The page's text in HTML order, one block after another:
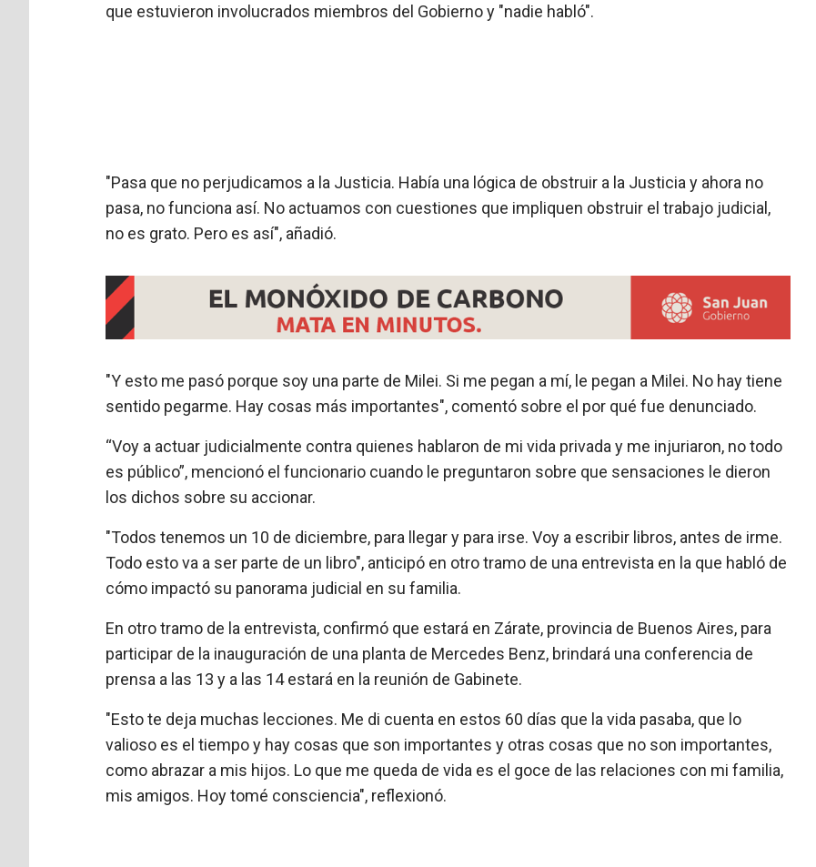
que estuvieron involucrados miembros del Gobierno y "nadie habló".
"Pasa que no perjudicamos a la Justicia. Había una lógica de obstruir a la Justicia y ahora no
pasa, no funciona así. No actuamos con cuestiones que impliquen obstruir el trabajo judicial,
no es grato. Pero es así", añadió.
"Y esto me pasó porque soy una parte de Milei. Si me pegan a mí, le pegan a Milei. No hay tiene
sentido pegarme. Hay cosas más importantes", comentó sobre el por qué fue denunciado.
“Voy a actuar judicialmente contra quienes hablaron de mi vida privada y me injuriaron, no todo
es público”, mencionó el funcionario cuando le preguntaron sobre que sensaciones le dieron
los dichos sobre su accionar.
"Todos tenemos un 10 de diciembre, para llegar y para irse. Voy a escribir libros, antes de irme.
Todo esto va a ser parte de un libro", anticipó en otro tramo de una entrevista en la que habló de
cómo impactó su panorama judicial en su familia.
En otro tramo de la entrevista, confirmó que estará en Zárate, provincia de Buenos Aires, para
participar de la inauguración de una planta de Mercedes Benz, brindará una conferencia de
prensa a las 13 y a las 14 estará en la reunión de Gabinete.
"Esto te deja muchas lecciones. Me di cuenta en estos 60 días que la vida pasaba, que lo
valioso es el tiempo y hay cosas que son importantes y otras cosas que no son importantes,
como abrazar a mis hijos. Lo que me queda de vida es el goce de las relaciones con mi familia,
mis amigos. Hoy tomé consciencia", reflexionó.